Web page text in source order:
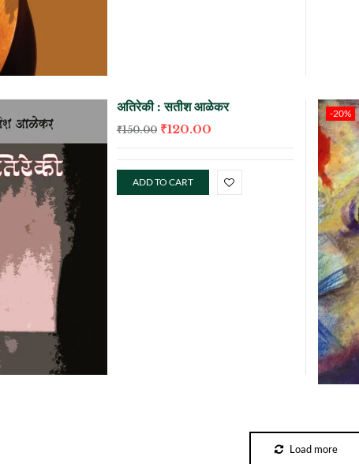
अतिरेकी : सतीश आळेकर
₹150.00 ₹120.00
ADD TO CART
-20%
Load more